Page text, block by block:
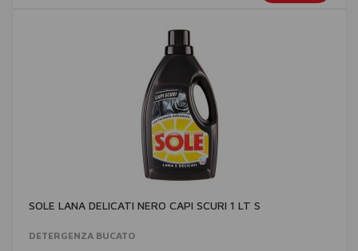
SOLE LANA DELICATI NERO CAPI SCURI 1 LT S
DETERGENZA BUCATO